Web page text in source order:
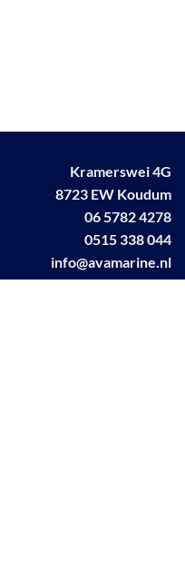
Kramerswei 4G
8723 EW Koudum
06 5782 4278
0515 338 044
info@avamarine.nl